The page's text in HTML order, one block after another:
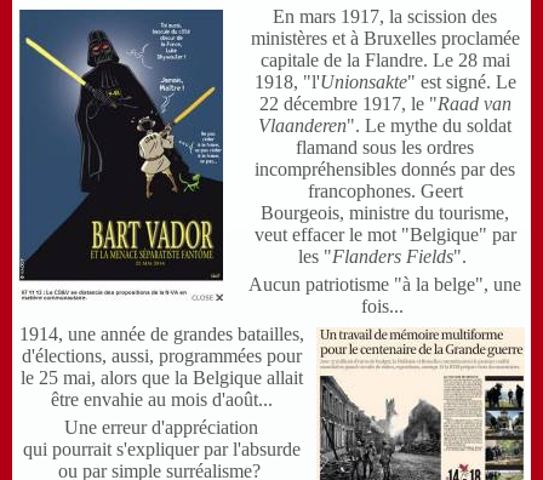
En mars 1917, la scission des
ministères et à Bruxelles proclamée
capitale de la Flandre. Le 28 mai
1918, "l'Unionsakte" est signé. Le
22 décembre 1917, le "Raad van
Vlaanderen". Le mythe du soldat
flamand sous les ordres
incompréhensibles donnés par des
francophones. Geert
Bourgeois,ministre du tourisme,
veut effacer le mot "Belgique" par
les "Flanders Fields".
Aucun patriotisme "à la belge", une
fois...
1914, une année de grandes batailles,
d'élections, aussi, programmées pour
le 25 mai, alors que la Belgique allait
être envahie au mois d'août...
Une erreur d'appréciation
qui pourrait s'expliquer par l'absurde
ou par simple surréalisme?